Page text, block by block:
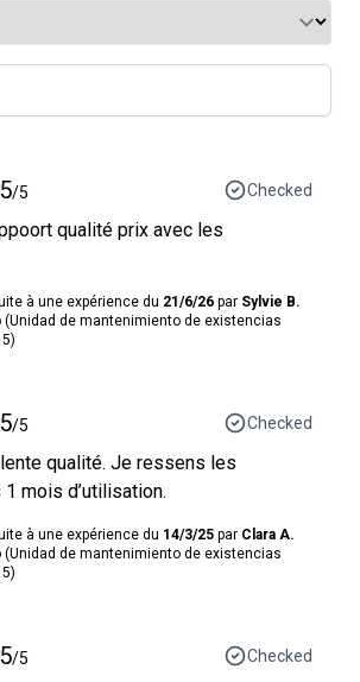
5/5 Checked
qualité prix avec les
à une expérience du 21/6/26 par Sylvie B.
(Unidad de mantenimiento de existencias
5/5 Checked
qualité. Je ressens les
mois d’utilisation.
à une expérience du 14/3/25 par Clara A.
(Unidad de mantenimiento de existencias
5/5 Checked